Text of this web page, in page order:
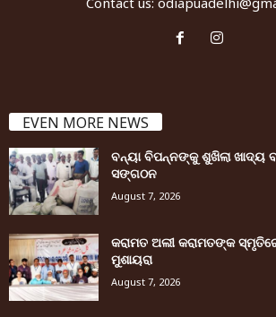
EVEN MORE NEWS
ବନ୍ୟା ବିପନ୍ନଙ୍କୁ ଶୁଖିଲା ଖାଦ୍ୟ
ସଙ୍ଗଠନ
August 7, 2026
କରାମତ ଅଲୀ କରାମତଙ୍କ
ମୁଶାୟରା
August 7, 2026